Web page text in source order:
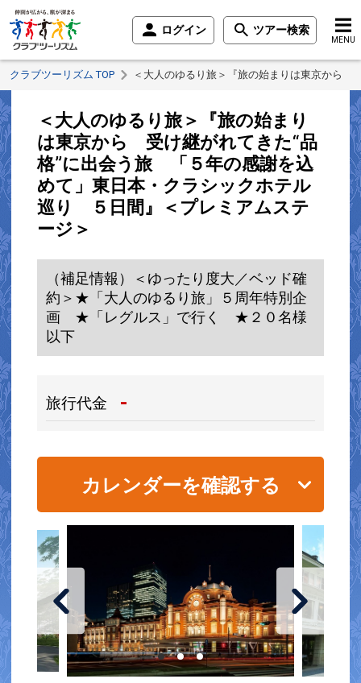
ログイン ツアー検索
MENU
クラブツーリズム TOP ＜大人のゆるり旅＞『旅の始まりは東京から
＜大人のゆるり旅＞『旅の始まり
は東京から 受け継がれてきた“品
格”に出会う旅 「５年の感謝を込
めて」東日本・クラシックホテル
巡り ５日間』＜プレミアムステ
ージ＞
（補足情報）＜ゆったり度大／ベッド確
約＞★「大人のゆるり旅」５周年特別企
画 ★「レグルス」で行く ★２０名様
以下
旅行代金 -
カレンダーを確認する